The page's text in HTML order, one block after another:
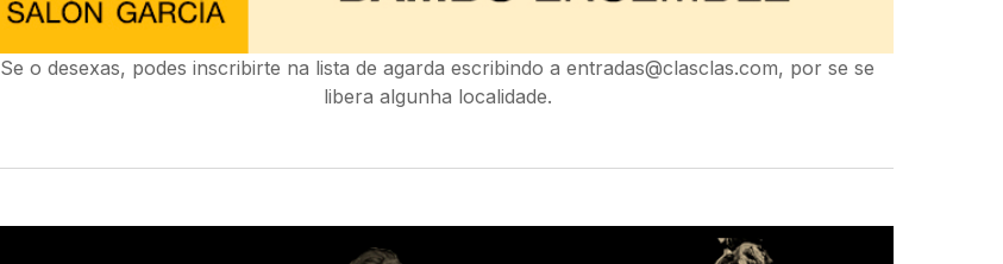
Se o desexas, podes inscribirte na lista de agarda escribindo a entradas@clasclas.com, por se se
libera algunha localidade.